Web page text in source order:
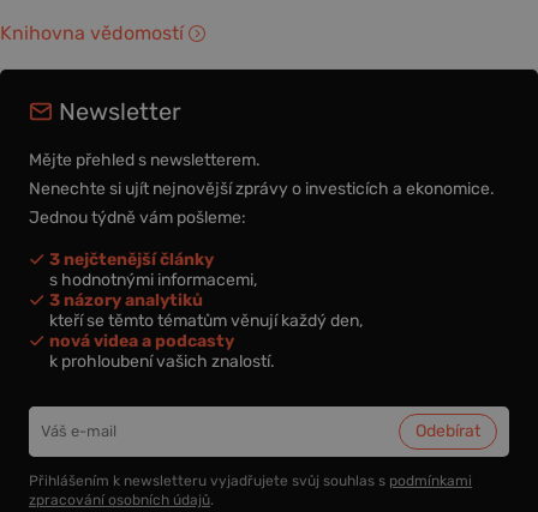
Knihovna vědomostí
Newsletter
Mějte přehled s newsletterem.
Nenechte si ujít nejnovější zprávy o investicích a ekonomice.
Jednou týdně vám pošleme:
3 nejčtenější články
s hodnotnými informacemi,
3 názory analytiků
kteří se těmto tématům věnují každý den,
nová videa a podcasty
k prohloubení vašich znalostí.
Přihlášením k newsletteru vyjadřujete svůj souhlas s podmínkami
zpracování osobních údajů.